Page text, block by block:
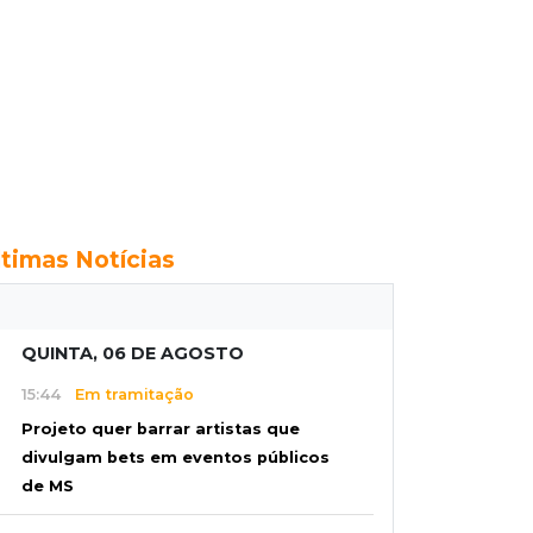
Notícias
QUINTA, 06 DE AGOSTO
15:44 Em tramitação
Projeto quer barrar artistas que
divulgam bets em eventos públicos
de MS